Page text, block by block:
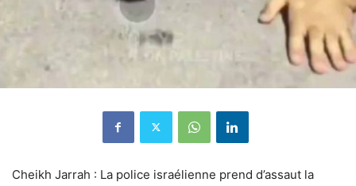
Cheikh Jarrah : La police israélienne prend d’assaut la